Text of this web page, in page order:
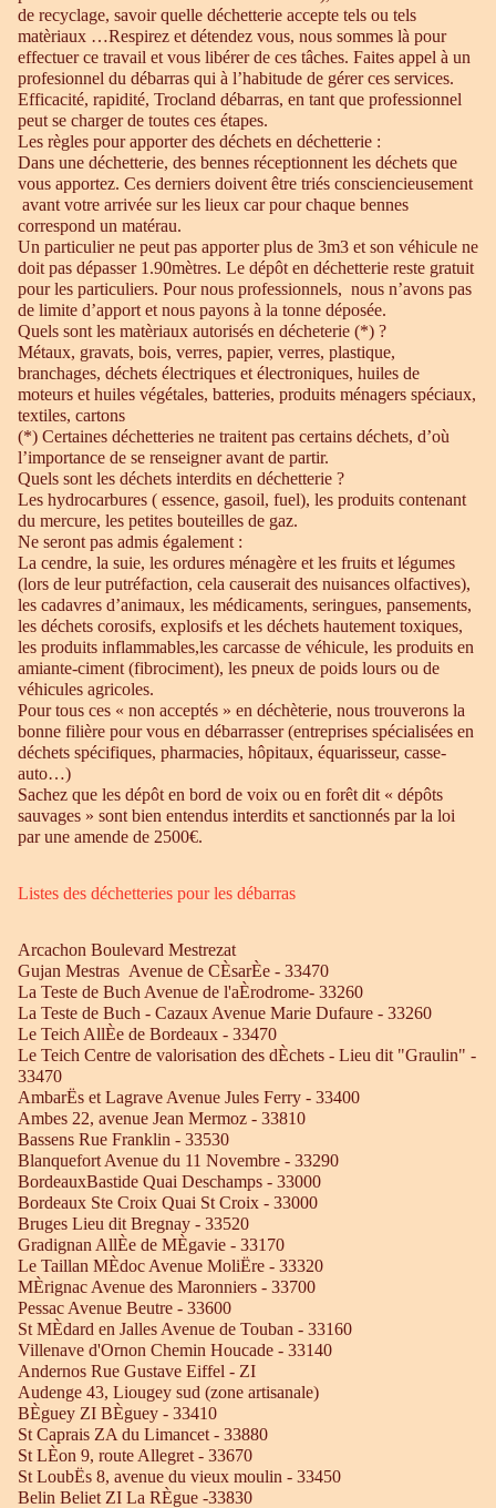
de recyclage, savoir quelle déchetterie accepte tels ou tels
matèriaux …Respirez et détendez vous, nous sommes là pour
effectuer ce travail et vous libérer de ces tâches. Faites appel à un
profesionnel du débarras qui à l’habitude de gérer ces services.
Efficacité, rapidité, Trocland débarras, en tant que professionnel
peut se charger de toutes ces étapes.
Les règles pour apporter des déchets en déchetterie :
Dans une déchetterie, des bennes réceptionnent les déchets que
vous apportez. Ces derniers doivent être triés consciencieusement
avant votre arrivée sur les lieux car pour chaque bennes
correspond un matérau.
Un particulier ne peut pas apporter plus de 3m3 et son véhicule ne
doit pas dépasser 1.90mètres. Le dépôt en déchetterie reste gratuit
pour les particuliers. Pour nous professionnels, nous n’avons pas
de limite d’apport et nous payons à la tonne déposée.
Quels sont les matèriaux autorisés en décheterie (*) ?
Métaux, gravats, bois, verres, papier, verres, plastique,
branchages, déchets électriques et électroniques, huiles de
moteurs et huiles végétales, batteries, produits ménagers spéciaux,
textiles, cartons
(*) Certaines déchetteries ne traitent pas certains déchets, d’où
l’importance de se renseigner avant de partir.
Quels sont les déchets interdits en déchetterie ?
Les hydrocarbures ( essence, gasoil, fuel), les produits contenant
du mercure, les petites bouteilles de gaz.
Ne seront pas admis également :
La cendre, la suie, les ordures ménagère et les fruits et légumes
(lors de leur putréfaction, cela causerait des nuisances olfactives),
les cadavres d’animaux, les médicaments, seringues, pansements,
les déchets corosifs, explosifs et les déchets hautement toxiques,
les produits inflammables,les carcasse de véhicule, les produits en
amiante-ciment (fibrociment), les pneux de poids lours ou de
véhicules agricoles.
Pour tous ces « non acceptés » en déchèterie, nous trouverons la
bonne filière pour vous en débarrasser (entreprises spécialisées en
déchets spécifiques, pharmacies, hôpitaux, équarisseur, casse-
auto…)
Sachez que les dépôt en bord de voix ou en forêt dit « dépôts
sauvages » sont bien entendus interdits et sanctionnés par la loi
par une amende de 2500€.
Listes des déchetteries pour les débarras
Arcachon Boulevard Mestrezat
Gujan Mestras Avenue de CÈsarÈe - 33470
La Teste de Buch Avenue de l'aÈrodrome- 33260
La Teste de Buch - Cazaux Avenue Marie Dufaure - 33260
Le Teich AllÈe de Bordeaux - 33470
Le Teich Centre de valorisation des dÈchets - Lieu dit "Graulin" -
33470
AmbarËs et Lagrave Avenue Jules Ferry - 33400
Ambes 22, avenue Jean Mermoz - 33810
Bassens Rue Franklin - 33530
Blanquefort Avenue du 11 Novembre - 33290
BordeauxBastide Quai Deschamps - 33000
Bordeaux Ste Croix Quai St Croix - 33000
Bruges Lieu dit Bregnay - 33520
Gradignan AllÈe de MÈgavie - 33170
Le Taillan MÈdoc Avenue MoliËre - 33320
MÈrignac Avenue des Maronniers - 33700
Pessac Avenue Beutre - 33600
St MÈdard en Jalles Avenue de Touban - 33160
Villenave d'Ornon Chemin Houcade - 33140
Andernos Rue Gustave Eiffel - ZI
Audenge 43, Liougey sud (zone artisanale)
BÈguey ZI BÈguey - 33410
St Caprais ZA du Limancet - 33880
St LÈon 9, route Allegret - 33670
St LoubËs 8, avenue du vieux moulin - 33450
Belin Beliet ZI La RÈgue -33830